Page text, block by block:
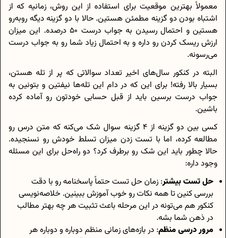
معمولاً بهترین موقعیت برای استفاده از این روش، زمانیه که از
اشتباه بودن دو گزینه مطمئن هستین. حالا با دو گزینه دیگه روبه‌رو
هستین و احتمال رسیدن به جواب درست 50 درصده. این میزان
ارزش ریسک کردن رو داره و به احتمال زیاد شما رو به جواب درست
می‌رسونه.
البته در کنکور سال‌های اخیر تعداد سوالاتی که پر از تله هستن،
بسیار بالا رفته! برای این که در دام این تله‌ها نیفتین و بتونین به
جواب درست برسین باید از قبل حسابی خودتون رو آماده کرده
باشین.
کسی بین دو گزینه از 4 گزینه سوال شک می‌کنه که متن درس رو
مطالعه کرده، اما با تست زدن میزان تسلط خودش رو نسنجیده.
حالا چطور باید این شک رو برطرف کرد؟ دو راه‌حل برای این مسئله
وجود داره:
حل تست بیشتر: زمان حل تست حتماً پاسخنامه رو با دقت
بررسی کنین تا همه نکات رو خوب آموزش ببینین. خلاصه‌‎نویسی
کنکور هم می‌تونه در این مرحله باعث تثبیت هر چه بهتر مطالب
در ذهن شما بشه.
مرور درسی منظم: در بازه‌های زمانی منظم دوباره و دوباره هر